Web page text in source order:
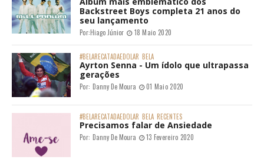
Backstreet Boys completa 21 anos do
seu lançamento
Por:Hiago Júnior 18 Maio 2020
#BELARECATADAEDOLAR BELA
Ayrton Senna - Um ídolo que ultrapassa
gerações
Por: Danny De Moura 01 Maio 2020
#BELARECATADAEDOLAR BELA RECENTES
Precisamos falar de Ansiedade
Por: Danny De Moura 13 Fevereiro 2020